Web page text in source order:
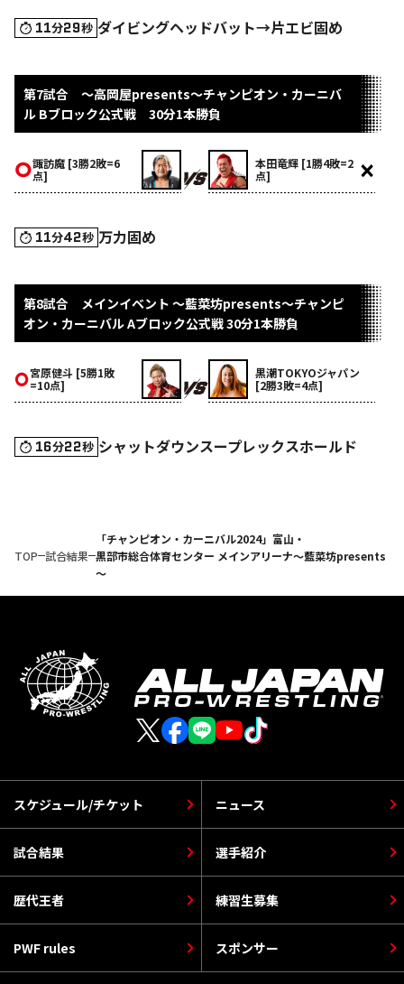
11分29秒 ダイビングヘッドバット→片エビ固め
第7試合 ～高岡屋presents～チャンピオン・カーニバ
ル Bブロック公式戦 30分1本勝負
諏訪魔 [3勝2敗=6
点]
本田竜輝 [1勝4敗=2
点]
11分42秒 万力固め
第8試合 メインイベント ～藍菜坊presents～チャンピ
オン・カーニバル Aブロック公式戦 30分1本勝負
宮原健斗 [5勝1敗
=10点]
黒潮TOKYOジャパン
[2勝3敗=4点]
16分22秒 シャットダウンスープレックスホールド
TOP 試合結果
「チャンピオン・カーニバル2024」富山・
黒部市総合体育センター メインアリーナ～藍菜坊presents
～
スケジュール/チケット
選手紹介
PWF rules
ニュース
歴代王者
スポンサー
試合結果
練習生募集